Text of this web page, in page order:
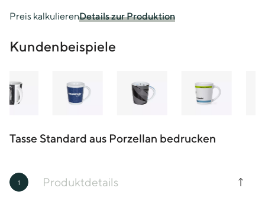
Preis kalkulierenDetails zur Produktion
Kundenbeispiele
Tasse Standard aus Porzellan bedrucken
1 Produktdetails